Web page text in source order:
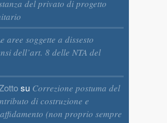
del privato di progetto
aree soggette a dissesto
dell’art. 8 delle NTA del
su Correzione postuma del
di costruzione e
(non proprio sempre